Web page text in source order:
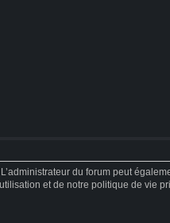
du forum peut
et de notre politique de vie